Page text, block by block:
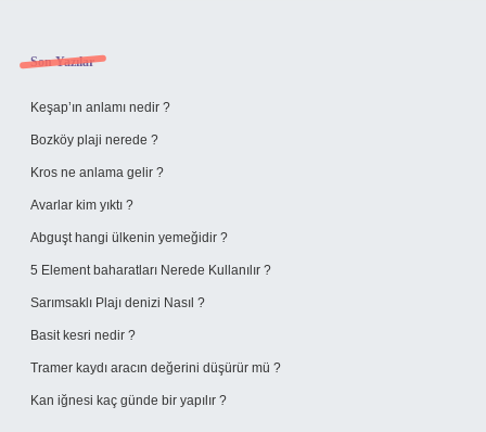
Sidebar
Son Yazılar
Keşap’ın anlamı nedir ?
Bozköy plaji nerede ?
Kros ne anlama gelir ?
Avarlar kim yıktı ?
Abguşt hangi ülkenin yemeğidir ?
5 Element baharatları Nerede Kullanılır ?
Sarımsaklı Plajı denizi Nasıl ?
Basit kesri nedir ?
Tramer kaydı aracın değerini düşürür mü ?
Kan iğnesi kaç günde bir yapılır ?